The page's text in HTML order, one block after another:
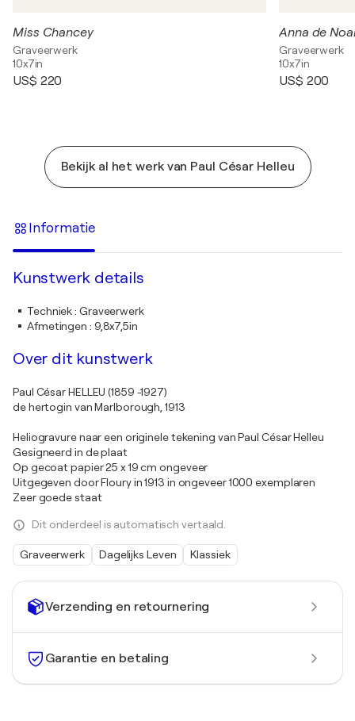
Verzending en retournering
Garantie en betaling
Miss Chancey
Graveerwerk
10x7in
US$ 220
Anna de
Graveerwerk
10x7in
US$ 200
Bekijk al het werk van Paul César Helleu
Informatie
Kunstwerk details
Techniek: Graveerwerk
Afmetingen : 9,8x7,5in
Over dit kunstwerk
Paul César HELLEU (1859 -1927)
de hertogin van Marlborough, 1913
Heliogravure naar een originele tekening van Paul César Helleu
Gesigneerd in de plaat
Op gecoat papier 25 x 19 cm ongeveer
Uitgegeven door Floury in 1913 in ongeveer 1000 exemplaren
Zeer goede staat
Dit onderdeel is automatisch vertaald.
Graveerwerk Dagelijks Leven Klassiek